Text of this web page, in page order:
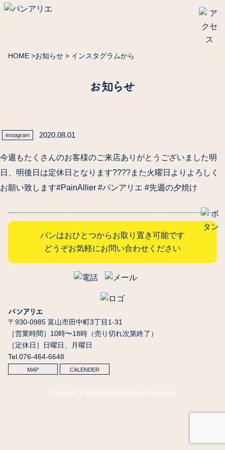
HOME >お知らせ > インスタグラムから
お知らせ
instagram 2020.08.01
今週もたくさんのお客様のご来店ありがとうございました明
日、明後日は定休日となります????また火曜日よりよろしく
お願い致します️#PainAllier #パンアリエ #先週の夕焼け
パンはおひとつからお取り置き可能です
どうぞお気軽にお問い合わせください
パンアリエ
〒930-0985 富山市田中町3丁目1-31
［営業時間］10時〜18時（売り切れ次第終了）
［定休日］日曜日、月曜日
Tel.076-464-6648
MAP CALENDER
Copyright © PainAllier All Rights Reserved.